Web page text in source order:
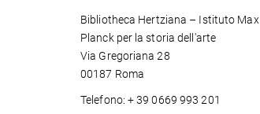
Bibliotheca Hertziana – Istituto Max
Planck per la storia dell'arte
Via Gregoriana 28
00187 Roma
Telefono: + 39 0669 993 201